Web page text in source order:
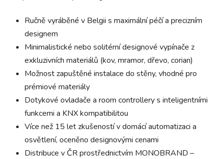
Ručně vyráběné v Belgii s maximální péčí a precizním
designem
Minimalistické nebo solitérní designové vypínače z
exkluzivních materiálů (kov, mramor, dřevo, corian)
Možnost zapuštěné instalace do stěny, vhodné pro
prémiové materiály
Dotykové ovladače a room controllery s inteligentními
funkcemi a KNX kompatibilitou
Více než 15 let zkušeností v domácí automatizaci a
osvětlení, oceněno designovými cenami
Distribuce v ČR prostřednictvím MONOBRAND –